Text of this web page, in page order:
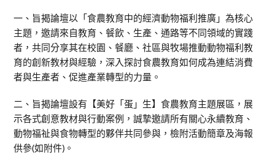
一、旨揭論壇以「食農教育中的經濟動物福利推廣」為核心
主題，邀請來自教育、餐飲、生產、通路等不同領域的實踐
者，共同分享其在校園、餐廳、社區與牧場推動動物福利教
育的創新教材與經驗，深入探討食農教育如何成為連結消費
者與生產者、促進產業轉型的力量。
二、旨揭論壇設有【美好「蛋」生】食農教育主題展區，展
示各式創意教材與行動案例，誠摯邀請所有關心永續教育、
動物福祉與食物轉型的夥伴共同參與，檢附活動簡章及海報
供參(如附件)。